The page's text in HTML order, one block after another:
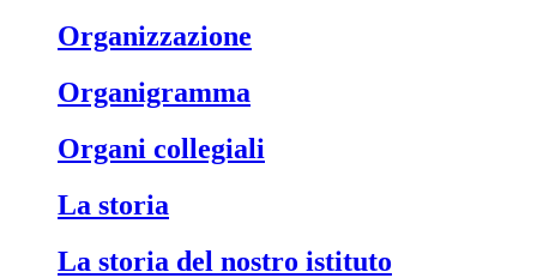
Organizzazione
Organigramma
Organi collegiali
La storia
La storia del nostro istituto